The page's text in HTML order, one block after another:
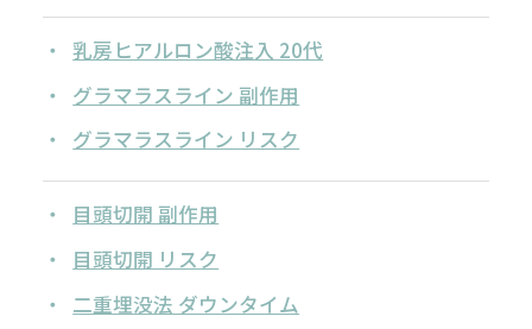
乳房ヒアルロン酸注入 20代
グラマラスライン 副作用
グラマラスライン リスク
目頭切開 副作用
目頭切開 リスク
二重埋没法 ダウンタイム